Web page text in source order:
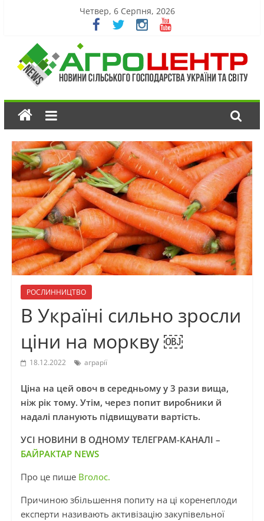
Четвер, 6 Серпня, 2026
РОСЛИННИЦТВО
В Україні сильно зросли
ціни на моркву ￼
18.12.2022 аграрії
Ціна на цей овоч в середньому у 3 рази вища,
ніж рік тому. Утім, через попит виробники й
надалі планують підвищувати вартість.
УСІ НОВИНИ В ОДНОМУ ТЕЛЕГРАМ-КАНАЛІ –
БАЙРАКТАР NEWS
Про це пише Вголос.
Причиною збільшення попиту на ці коренеплоди
експерти називають активізацію закупівельної